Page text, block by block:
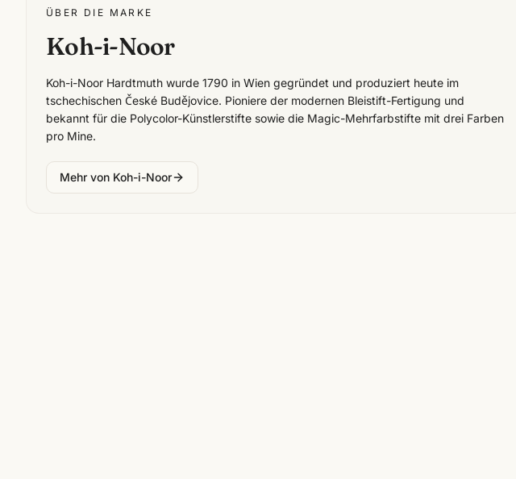
ÜBER DIE MARKE
Koh-i-Noor
Koh-i-Noor Hardtmuth wurde 1790 in Wien gegründet und produziert heute im
tschechischen České Budějovice. Pioniere der modernen Bleistift-Fertigung und
bekannt für die Polycolor-Künstlerstifte sowie die Magic-Mehrfarbstifte mit drei Farben
pro Mine.
Mehr von Koh-i-Noor